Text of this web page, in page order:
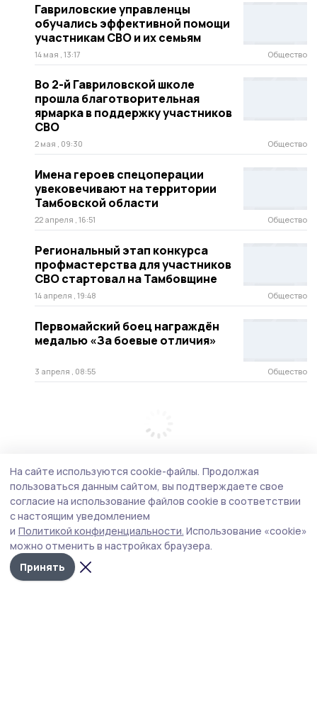
Гавриловские управленцы
обучались эффективной помощи
участникам СВО и их семьям
14 мая , 13:17 Общество
Во 2-й Гавриловской школе
прошла благотворительная
ярмарка в поддержку участников
СВО
2 мая , 09:30 Общество
Имена героев спецоперации
увековечивают на территории
Тамбовской области
22 апреля , 16:51 Общество
Региональный этап конкурса
профмастерства для участников
СВО стартовал на Тамбовщине
14 апреля , 19:48 Общество
Первомайский боец награждён
медалью «За боевые отличия»
3 апреля , 08:55 Общество
На сайте используются cookie-файлы. Продолжая
пользоваться данным сайтом, вы подтверждаете свое
согласие на использование файлов cookie в соответствии
с настоящим уведомлением
и Политикой конфиденциальности. Использование «cookie»
можно отменить в настройках браузера.
Принять